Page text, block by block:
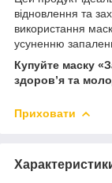
відновлення та
використання
усуненню
Купуйте маску
здоров’я та
Приховати